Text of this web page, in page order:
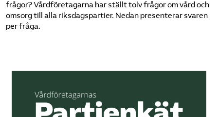
Pressrum
Bli medlem
frågor? Vårdföretagarna har ställt tolv frågor om vård och
omsorg till alla riksdagspartier. Nedan presenterar svaren
per fråga.